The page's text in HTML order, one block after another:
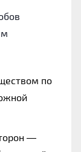
по
—